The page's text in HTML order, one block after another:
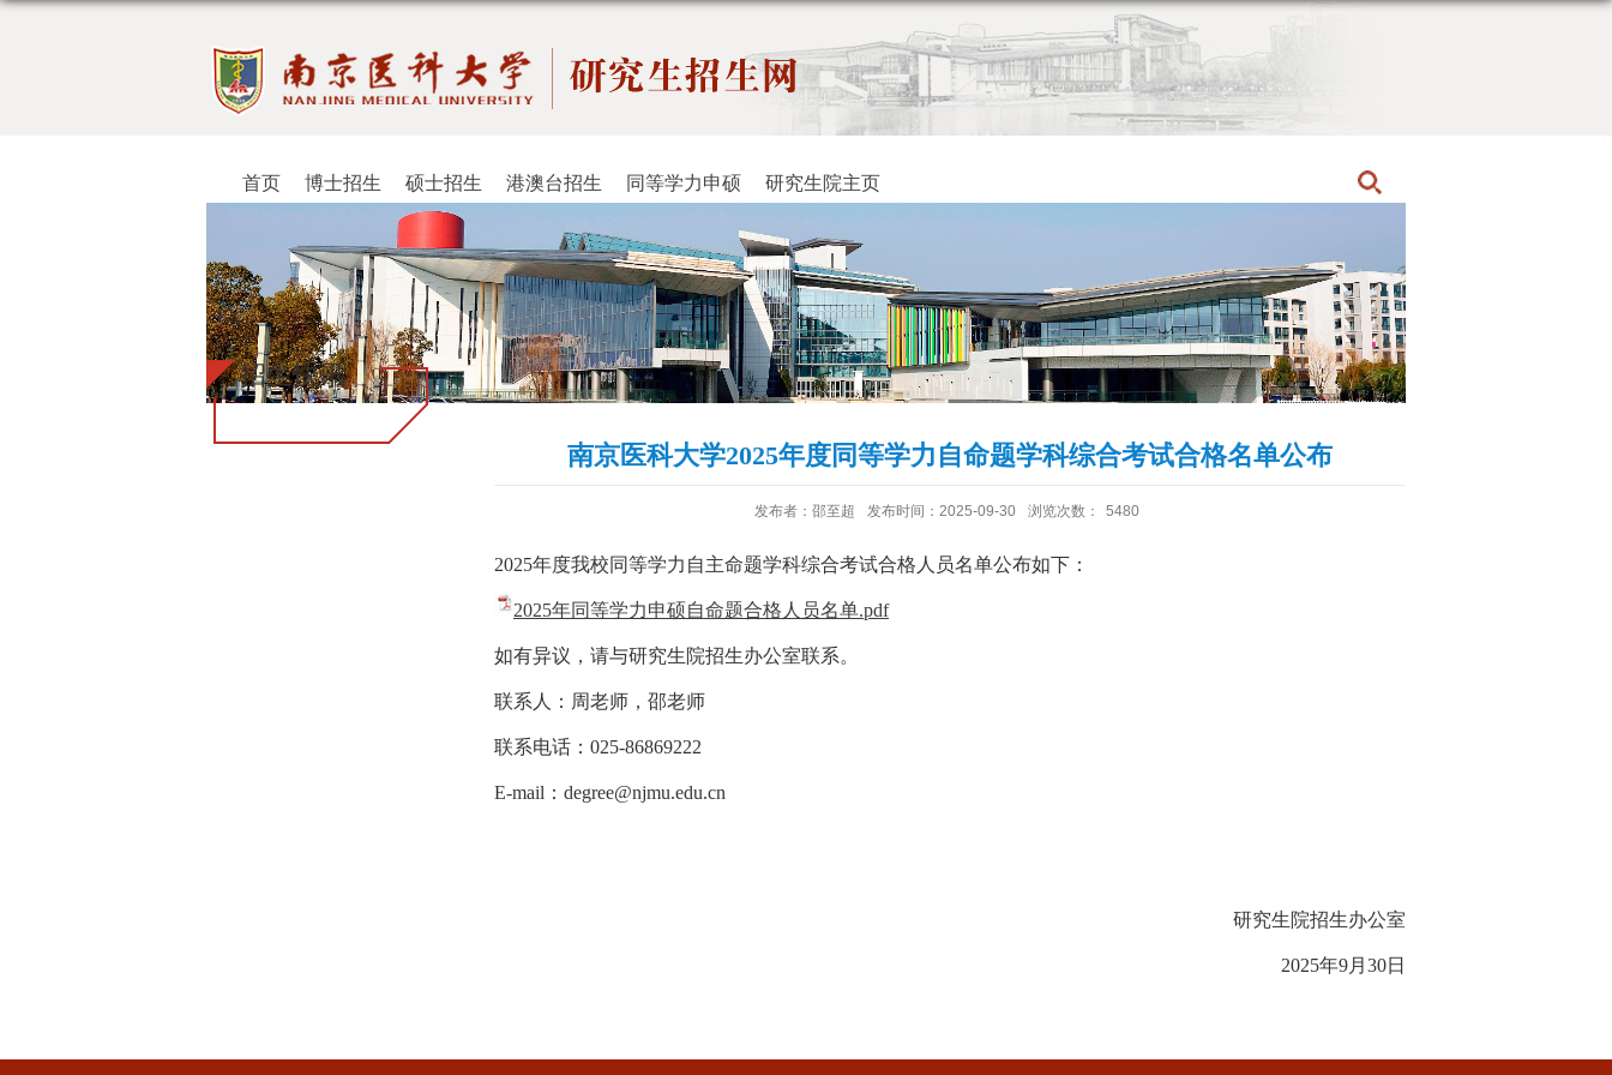
首页 博士招生 硕士招生 港澳台招生 同等学力申硕 研究生院主页
招生快讯 首页 招生快讯
南京医科大学2025年度同等学力自命题学科综合考试合格名单公布
发布者：邵至超 发布时间：2025-09-30 浏览次数： 5480
2025年度我校同等学力自主命题学科综合考试合格人员名单公布如下：
2025年同等学力申硕自命题合格人员名单.pdf
如有异议，请与研究生院招生办公室联系。
联系人：周老师，邵老师
联系电话： 025-86869222
E-mail： degree@njmu.edu.cn
研究生院招生办公室
2025年9月30日